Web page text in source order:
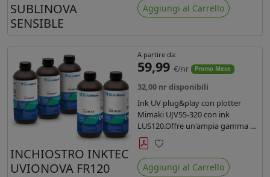
SUBLINOVA
SENSIBLE
Aggiungi al Carrello
INCHIOSTRO INKTEC
UVIONOVA FR120
A partire da:
59,99 €/nr Promo Mese
32,00 nr disponibili
Ink UV plug&play con plotter
Mimaki UJV55-320 con ink
LUS120.Offre un'ampia gamma di
colori,una maggiore densità e un
minore ingiallimento rispetto agli
ink Mimaki LUS-120
Preferiti
Aggiungi al Carrello